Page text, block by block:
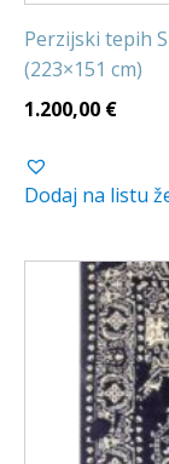
Perzijski tepih
(223×151 cm)
1.200,00 €
Dodaj na listu